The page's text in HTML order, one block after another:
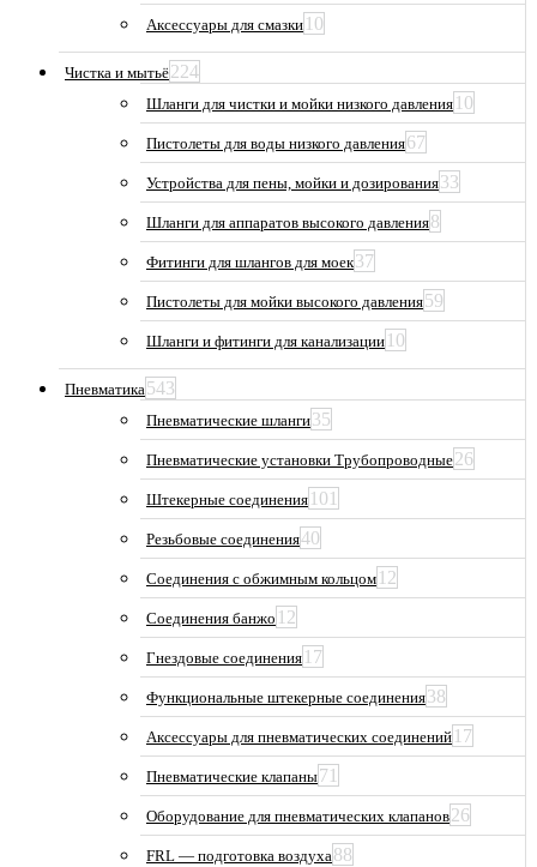
Аксессуары для смазки 10
Чистка и мытьё224
Шланги для чистки и мойки низкого давления 10
Пистолеты для воды низкого давления67
Устройства для пены, мойки и дозирования33
Шланги для аппаратов высокого давления8
Фитинги для шлангов для моек37
Пистолеты для мойки высокого давления59
Шланги и фитинги для канализации 10
Пневматика543
Пневматические шланги35
Пневматические установки Трубопроводные26
Штекерные соединения 101
Резьбовые соединения40
Соединения с обжимным кольцом 12
Соединения банжо 12
Гнездовые соединения 17
Функциональные штекерные соединения38
Аксессуары для пневматических соединений 17
Пневматические клапаны71
Оборудование для пневматических клапанов26
FRL — подготовка воздуха88